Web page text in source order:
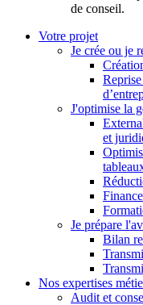
de conseil.
Votre projet
Je crée ou je
J'optimise la
et
Je prépare
Bilan
Nos expertises
Audit et